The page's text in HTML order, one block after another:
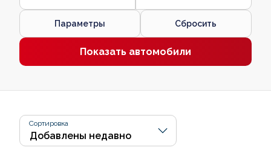
Параметры Сбросить
Показать автомобили
Сортировка